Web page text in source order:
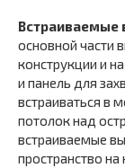
Встраиваемые
основной части
конструкции и
и панель для
встраиваться в
потолок над
встраиваемые
пространство